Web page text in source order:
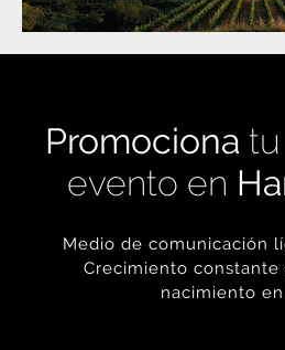
Promociona
evento en
Medio de comunicación
Crecimiento constante
nacimiento en